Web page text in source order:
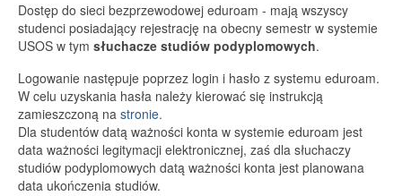
Dostęp do sieci bezprzewodowej eduroam - mają wszyscy
studenci posiadający rejestrację na obecny semestr w systemie
USOS w tym słuchacze studiów podyplomowych.
Logowanie następuje poprzez login i hasło z systemu eduroam.
W celu uzyskania hasła należy kierować się instrukcją
zamieszczoną na stronie.
Dla studentów datą ważności konta w systemie eduroam jest
data ważności legitymacji elektronicznej, zaś dla słuchaczy
studiów podyplomowych datą ważności konta jest planowana
data ukończenia studiów.